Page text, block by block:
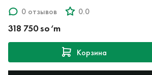
0 отзывов
0.0
318 750 so‘m
Корзина